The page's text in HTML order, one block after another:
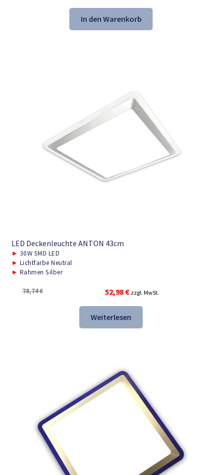
Preis
war:
57,07 €
Preis
ist:
38,98 €.
In den Warenkorb
LED Deckenleuchte ANTON 43cm
► 30W SMD LED
► Lichtfarbe Neutral
► Rahmen Silber
78,74€
Ursprünglicher
Preis
war:
78,74 €
52,98 €Aktueller
Preis
ist:
52,98 €.
zzgl. MwSt.
Weiterlesen